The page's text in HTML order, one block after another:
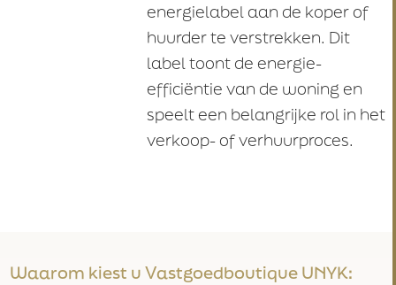
energielabel aan de koper of
huurder te verstrekken. Dit
label toont de energie-
efficiëntie van de woning en
speelt een belangrijke rol in het
verkoop- of verhuurproces.
Waarom kiest u Vastgoedboutique UNYK: